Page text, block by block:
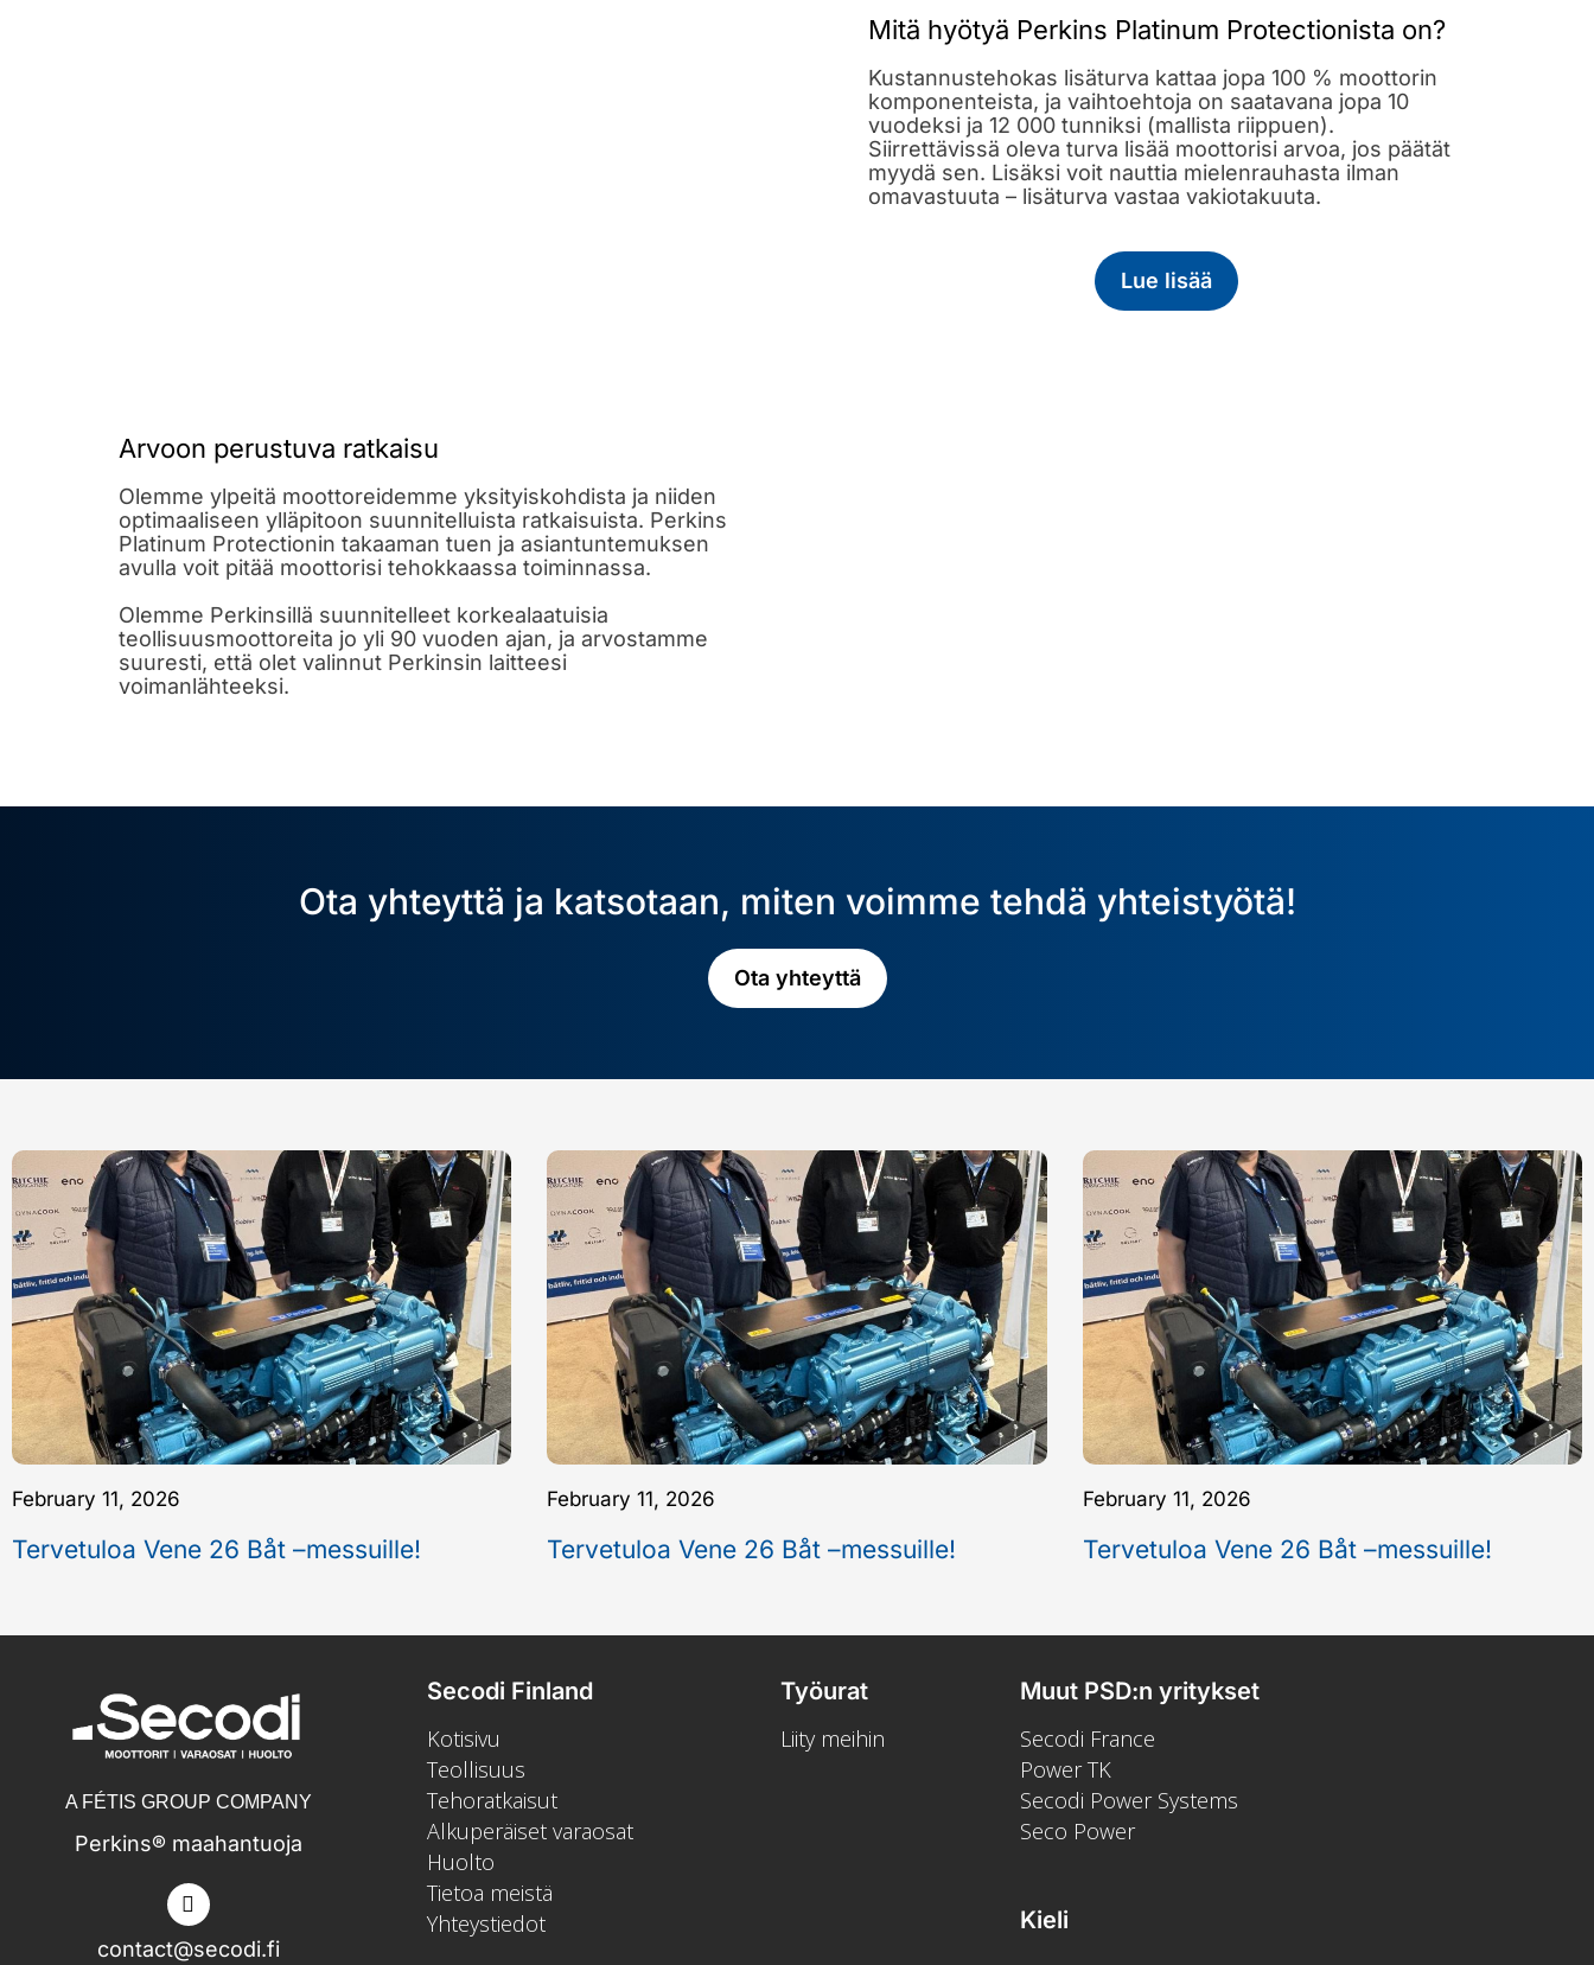
Mitä hyötyä Perkins Platinum Protectionista on?
Kustannustehokas lisäturva kattaa jopa 100 % moottorin
komponenteista, ja vaihtoehtoja on saatavana jopa 10
vuodeksi ja 12 000 tunniksi (mallista riippuen).
Siirrettävissä oleva turva lisää moottorisi arvoa, jos päätät
myydä sen. Lisäksi voit nauttia mielenrauhasta ilman
omavastuuta – lisäturva vastaa vakiotakuuta.
Lue lisää
Arvoon perustuva ratkaisu
Olemme ylpeitä moottoreidemme yksityiskohdista ja niiden
optimaaliseen ylläpitoon suunnitelluista ratkaisuista. Perkins
Platinum Protectionin takaaman tuen ja asiantuntemuksen
avulla voit pitää moottorisi tehokkaassa toiminnassa.
Olemme Perkinsillä suunnitelleet korkealaatuisia
teollisuusmoottoreita jo yli 90 vuoden ajan, ja arvostamme
suuresti, että olet valinnut Perkinsin laitteesi
voimanlähteeksi.
Ota yhteyttä ja katsotaan, miten voimme tehdä yhteistyötä!
Ota yhteyttä
February 11, 2026
Tervetuloa Vene 26 Båt –messuille!
February 11, 2026
Tervetuloa Vene 26 Båt –messuille!
February 11, 2026
Tervetuloa Vene 26 Båt –messuille!
A FÉTIS GROUP COMPANY
Perkins® maahantuoja
contact@secodi.fi
Secodi Finland
Kotisivu
Teollisuus
Tehoratkaisut
Alkuperäiset varaosat
Huolto
Tietoa meistä
Yhteystiedot
Työurat
Liity meihin
Muut PSD:n yritykset
Secodi France
Power TK
Secodi Power Systems
Seco Power
Kieli